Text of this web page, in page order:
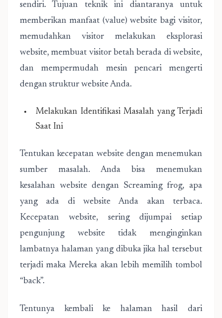
sendiri. Tujuan teknik ini diantaranya untuk
memberikan manfaat (value) website bagi visitor,
memudahkan visitor melakukan eksplorasi
website, membuat visitor betah berada di website,
dan mempermudah mesin pencari mengerti
dengan struktur website Anda.
Melakukan Identifikasi Masalah yang Terjadi
Saat Ini
Tentukan kecepatan website dengan menemukan
sumber masalah. Anda bisa menemukan
kesalahan website dengan Screaming frog, apa
yang ada di website Anda akan terbaca.
Kecepatan website, sering dijumpai setiap
pengunjung website tidak menginginkan
lambatnya halaman yang dibuka jika hal tersebut
terjadi maka Mereka akan lebih memilih tombol
“back”.
Tentunya kembali ke halaman hasil dari